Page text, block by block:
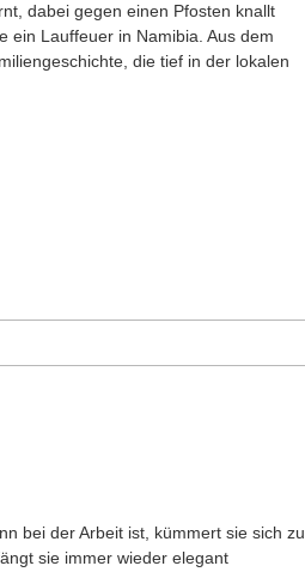
dabei gegen einen Pfosten knallt
ein Lauffeuer in Namibia. Aus dem
die tief in der lokalen
bei der Arbeit ist, kümmert sie sich zu
sie immer wieder elegant